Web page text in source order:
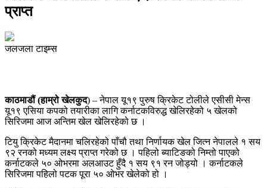
प्राप्त
जलजला टाइम्स
काठमाडौं (हाम्रो खेलकुद) – नेपाल यू१९ पुरुष क्रिकेट टोलीले एसीसी मेन्स
यू१९ एसिया कपको तयारीका लागि कर्नाटकविरुद्ध खेलिरहेको ५ खेलको
सिरिजमा आज अन्तिम खेल खेलिरहेको छ ।
टियु क्रिकेट मैदानमा चलिरहेको पाँचौ तथा निर्णायक खेल जित्न नेपालले १ सय
९२ रनको मध्यम लक्ष्य प्राप्त गरेको छ । पहिलो ब्याटिङको निम्तो पाएको
कर्नाटकले ५० ओभरमा अलआउट हुँदै १ सय ९१ रन जोड्यो । कर्नाटकले
सिरिजमा पहिलो पटक पूरा ५० ओभर खेलेको हो ।